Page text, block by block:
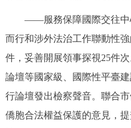
——服務保障國際交往中
而行和涉外法治工作聯動性
件，妥善開展領事探視25件
論壇等國家級、國際性平臺
行論壇發出檢察聲音。聯合
僑胞合法權益保護的意見，